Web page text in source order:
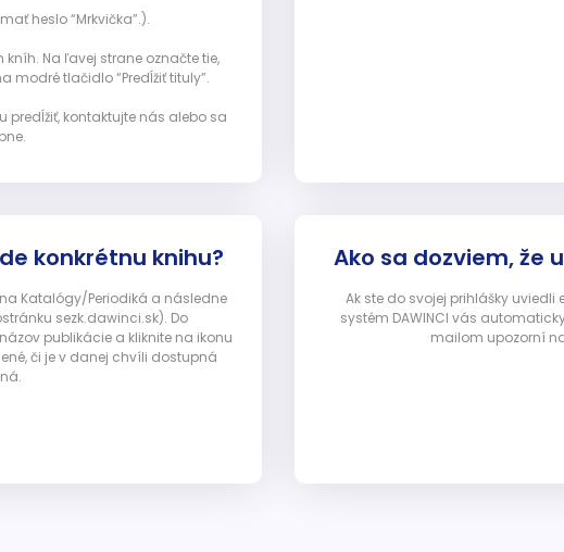
heslo “Mrkvička”.).
Na ľavej strane označte tie,
modré tlačidlo “Predĺžiť tituly”.
predĺžiť, kontaktujte nás alebo sa
konkrétnu knihu?
Katalógy/Periodiká a následne
sezk.dawinci.sk). Do
publikácie a kliknite na ikonu
či je v danej chvíli dostupná
Ako sa dozviem, že
Ak ste do svojej prihlášky
systém DAWINCI vás
mailom upozorní